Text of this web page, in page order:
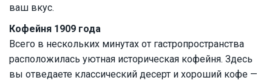
ваш вкус.
Кофейня 1909 года
Всего в нескольких минутах от гастропространства
расположилась уютная историческая кофейня. Здесь
вы отведаете классический десерт и хороший кофе —